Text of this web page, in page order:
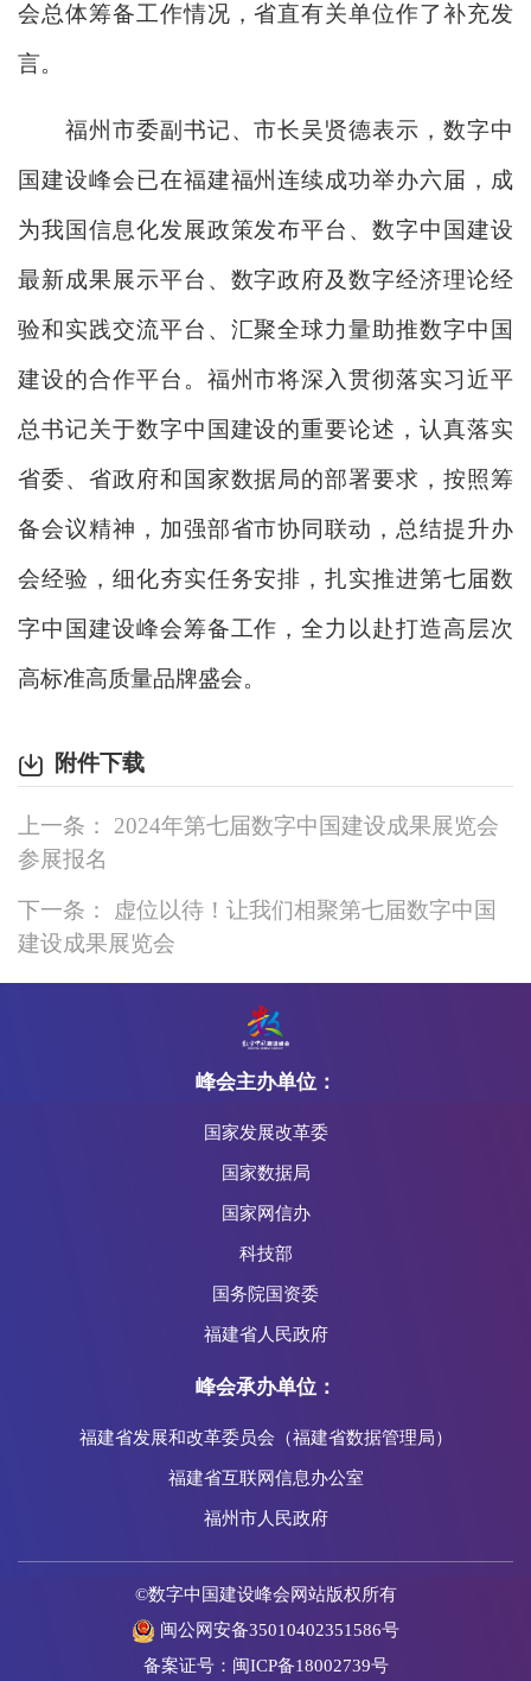
会总体筹备工作情况，省直有关单位作了补充发
言。
福州市委副书记、市长吴贤德表示，数字中
国建设峰会已在福建福州连续成功举办六届，成
为我国信息化发展政策发布平台、数字中国建设
最新成果展示平台、数字政府及数字经济理论经
验和实践交流平台、汇聚全球力量助推数字中国
建设的合作平台。福州市将深入贯彻落实习近平
总书记关于数字中国建设的重要论述，认真落实
省委、省政府和国家数据局的部署要求，按照筹
备会议精神，加强部省市协同联动，总结提升办
会经验，细化夯实任务安排，扎实推进第七届数
字中国建设峰会筹备工作，全力以赴打造高层次
高标准高质量品牌盛会。
附件下载
上一条： 2024年第七届数字中国建设成果展览会
参展报名
下一条： 虚位以待！让我们相聚第七届数字中国
建设成果展览会
峰会主办单位：
国家发展改革委
国家数据局
国家网信办
科技部
国务院国资委
福建省人民政府
峰会承办单位：
福建省发展和改革委员会（福建省数据管理局）
福建省互联网信息办公室
福州市人民政府
©数字中国建设峰会网站版权所有
闽公网安备35010402351586号
备案证号：闽ICP备18002739号